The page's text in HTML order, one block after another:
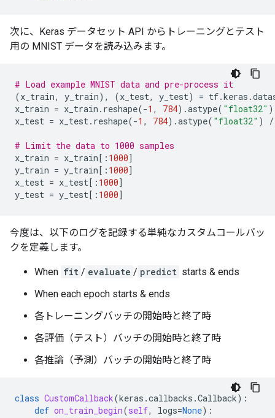
次に、Keras データセット API からトレーニングとテスト
用の MNIST データを読み込みます。
# Load example MNIST data and pre-process it
(x_train, y_train), (x_test, y_test) = tf.keras .
x_train = x_train . reshape(-1 , 784) .astype( "float32" )
x_test = x_test. reshape(-1 , 784) .astype( "float32" ) /
# Limit the data to 1000 samples
x_train = x_train[: 1000]
y_train = y_train[: 1000]
x_test = x_test[: 1000]
y_test = y_test[: 1000]
今度は、以下のログを記録する単純なカスタムコールバッ
クを定義します。
When fit / evaluate / predict starts & ends
When each epoch starts & ends
各トレーニングバッチの開始時と終了時
各評価（テスト）バッチの開始時と終了時
各推論（予測）バッチの開始時と終了時
class CustomCallback(keras .callbacks .Callback):
def on_train_begin(self, logs=None):